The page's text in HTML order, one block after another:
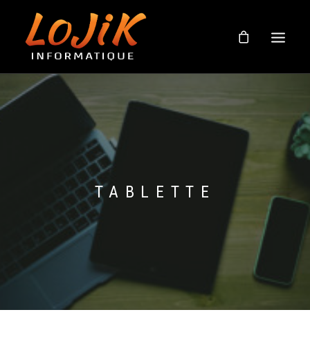
SOUTIEN EN LIGNE
NOUVELLES
NOUS JOINDRE
TABLETTE